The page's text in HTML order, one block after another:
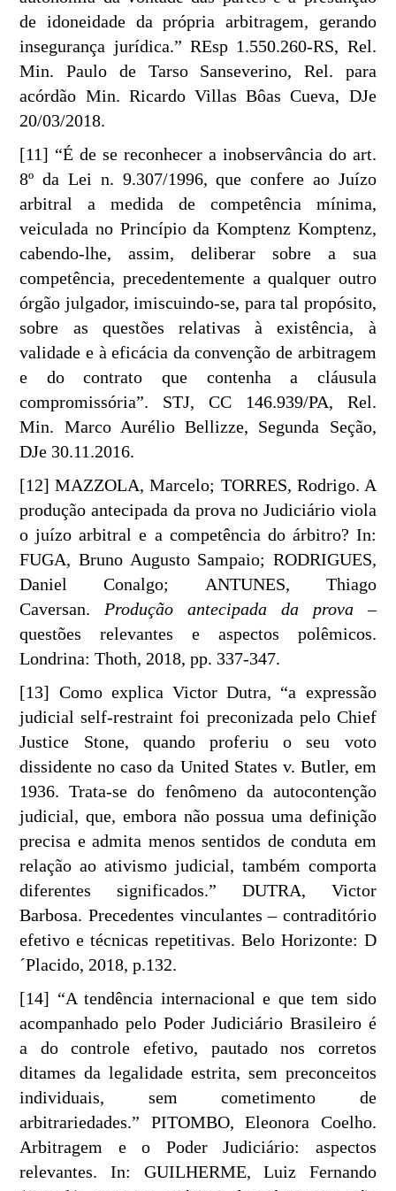
de idoneidade da própria arbitragem, gerando
insegurança jurídica.” REsp 1.550.260-RS, Rel.
Min. Paulo de Tarso Sanseverino, Rel. para
acórdão Min. Ricardo Villas Bôas Cueva, DJe
20/03/2018.
[11] “É de se reconhecer a inobservância do art.
8º da Lei n. 9.307/1996, que confere ao Juízo
arbitral a medida de competência mínima,
veiculada no Princípio da Komptenz Komptenz,
cabendo-lhe, assim, deliberar sobre a sua
competência, precedentemente a qualquer outro
órgão julgador, imiscuindo-se, para tal propósito,
sobre as questões relativas à existência, à
validade e à eficácia da convenção de arbitragem
e do contrato que contenha a cláusula
compromissória”. STJ, CC 146.939/PA, Rel.
Min. Marco Aurélio Bellizze, Segunda Seção,
DJe 30.11.2016.
[12] MAZZOLA, Marcelo; TORRES, Rodrigo. A
produção antecipada da prova no Judiciário viola
o juízo arbitral e a competência do árbitro? In:
FUGA, Bruno Augusto Sampaio; RODRIGUES,
Daniel Conalgo; ANTUNES, Thiago
Caversan. Produção antecipada da prova–
questões relevantes e aspectos polêmicos.
Londrina: Thoth, 2018, pp. 337-347.
[13] Como explica Victor Dutra, “a expressão
judicial self-restraint foi preconizada pelo Chief
Justice Stone, quando proferiu o seu voto
dissidente no caso da United States v. Butler, em
1936. Trata-se do fenômeno da autocontenção
judicial, que, embora não possua uma definição
precisa e admita menos sentidos de conduta em
relação ao ativismo judicial, também comporta
diferentes significados.” DUTRA, Victor
Barbosa. Precedentes vinculantes – contraditório
efetivo e técnicas repetitivas. Belo Horizonte: D
´Placido, 2018, p.132.
[14] “A tendência internacional e que tem sido
acompanhado pelo Poder Judiciário Brasileiro é
a do controle efetivo, pautado nos corretos
ditames da legalidade estrita, sem preconceitos
individuais, sem cometimento de
arbitrariedades.” PITOMBO, Eleonora Coelho.
Arbitragem e o Poder Judiciário: aspectos
relevantes. In: GUILHERME, Luiz Fernando